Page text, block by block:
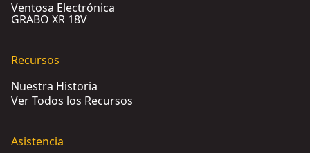
Ventosa Electrónica
GRABO XR 18V
Recursos
Nuestra Historia
Ver Todos los Recursos
Asistencia